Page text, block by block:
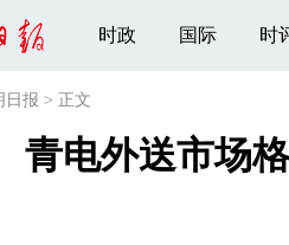
时政 国际 时
日报 > 正文
青电外送市场